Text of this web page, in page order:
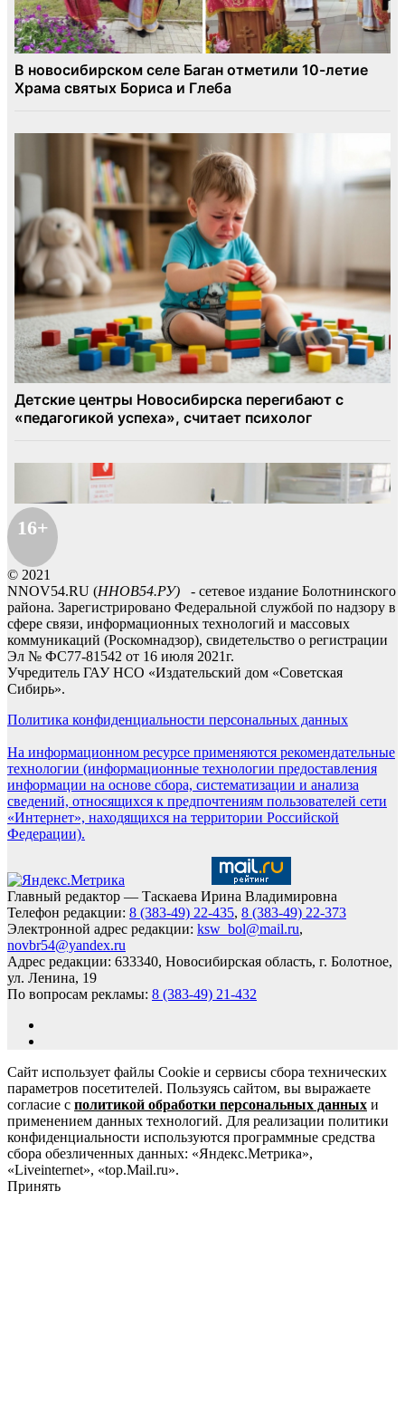
16+
© 2021
NNOV54.RU (ННОВ54.РУ) - сетевое издание Болотнинского
района. Зарегистрировано Федеральной службой по надзору в
сфере связи, информационных технологий и массовых
коммуникаций (Роскомнадзор), свидетельство о регистрации
Эл № ФС77-81542 от 16 июля 2021г.
Учредитель ГАУ НСО «Издательский дом «Советская
Сибирь».
Политика конфиденциальности персональных данных
На информационном ресурсе применяются рекомендательные
технологии (информационные технологии предоставления
информации на основе сбора, систематизации и анализа
сведений, относящихся к предпочтениям пользователей сети
«Интернет», находящихся на территории Российской
Федерации).
Главный редактор — Таскаева Ирина Владимировна
Телефон редакции: 8 (383-49) 22-435, 8 (383-49) 22-373
Электронной адрес редакции: ksw_bol@mail.ru,
novbr54@yandex.ru
Адрес редакции: 633340, Новосибирская область, г. Болотное,
ул. Ленина, 19
По вопросам рекламы: 8 (383-49) 21-432
Сайт использует файлы Cookie и сервисы сбора технических
параметров посетителей. Пользуясь сайтом, вы выражаете
согласие с политикой обработки персональных данных и
применением данных технологий. Для реализации политики
конфиденциальности используются программные средства
сбора обезличенных данных: «Яндекс.Метрика»,
«Liveinternet», «top.Mail.ru».
Принять